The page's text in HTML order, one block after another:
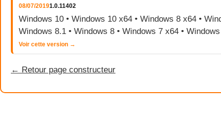
08/07/20191.0.11402
Windows 10 • Windows 10 x64 • Windows 8 x64 •
Windows 8.1 • Windows 8 • Windows 7 x64 •
Voir cette version →
← Retour page constructeur